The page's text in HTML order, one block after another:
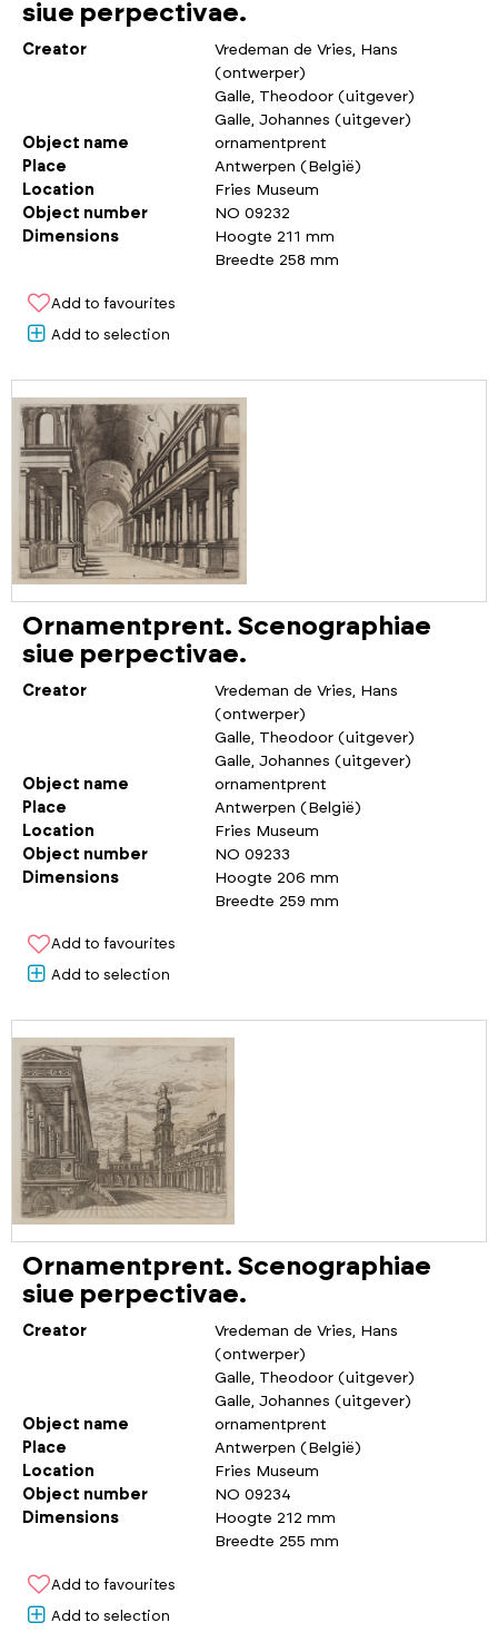
siue perpectivae.
Creator
Vredeman de Vries, Hans
(ontwerper)
Galle, Theodoor (uitgever)
Galle, Johannes (uitgever)
Object name
ornamentprent
Place
Antwerpen (België)
Location
Fries Museum
Object number
NO 09232
Dimensions
Hoogte 211 mm
Breedte 258 mm
Add to favourites
Add to selection
Ornamentprent. Scenographiae
siue perpectivae.
Creator
Vredeman de Vries, Hans
(ontwerper)
Galle, Theodoor (uitgever)
Galle, Johannes (uitgever)
Object name
ornamentprent
Place
Antwerpen (België)
Location
Fries Museum
Object number
NO 09233
Dimensions
Hoogte 206 mm
Breedte 259 mm
Add to favourites
Add to selection
Ornamentprent. Scenographiae
siue perpectivae.
Creator
Vredeman de Vries, Hans
(ontwerper)
Galle, Theodoor (uitgever)
Galle, Johannes (uitgever)
Object name
ornamentprent
Place
Antwerpen (België)
Location
Fries Museum
Object number
NO 09234
Dimensions
Hoogte 212 mm
Breedte 255 mm
Add to favourites
Add to selection